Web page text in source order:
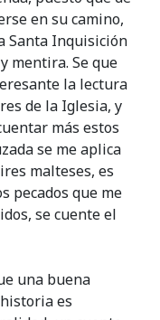
en su camino,
Santa Inquisición
mentira. Se que
la lectura
de la Iglesia, y
más estos
se me aplica
malteses, es
pecados que me
se cuente el
una buena
es